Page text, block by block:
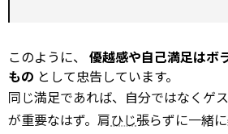
このように、 優越感や自己満足はボ
もの として忠告しています。
同じ満足であれば、自分ではなくゲ
が重要なはず。肩ひじ張らずに一緒